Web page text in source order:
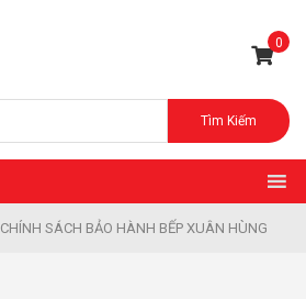
0
Tìm Kiếm
CHÍNH SÁCH BẢO HÀNH BẾP XUÂN HÙNG